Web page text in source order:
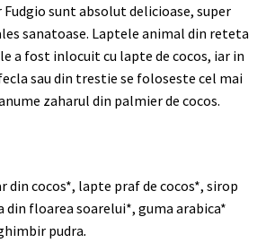
Fudgio sunt absolut delicioase, super
sanatoase. Laptele animal din reteta
a fost inlocuit cu lapte de cocos, iar in
sau din trestie se foloseste cel mai
zaharul din palmier de cocos.
din cocos*, lapte praf de cocos*, sirop
din floarea soarelui*, guma arabica*
pudra.